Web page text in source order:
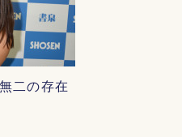
二の存在